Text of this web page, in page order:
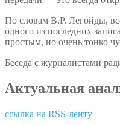
По словам В.Р. Легойды,
одного из последних
простым, но очень тонко
Беседа с журналистами
Актуальная
ссылка на RSS-ленту